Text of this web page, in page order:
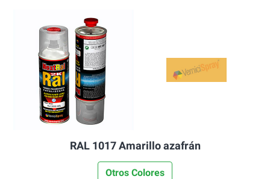
RAL 1017 Amarillo azafrán
Otros Colores